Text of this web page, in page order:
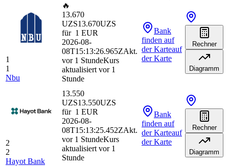
1
1
Nbu
🔥
13.670
UZS13.670UZS
für 1 EUR
2026-08-
08T15:13:26.965ZAkt.
vor 1 StundeKurs
aktualisiert vor 1
Stunde
Bank
finden auf
der Karteauf
der Karte
Rechner
Diagramm
2
2
Hayot Bank
13.550
UZS13.550UZS
für 1 EUR
2026-08-
08T15:13:25.452ZAkt.
vor 1 StundeKurs
aktualisiert vor 1
Stunde
Bank
finden auf
der Karteauf
der Karte
Rechner
Diagramm